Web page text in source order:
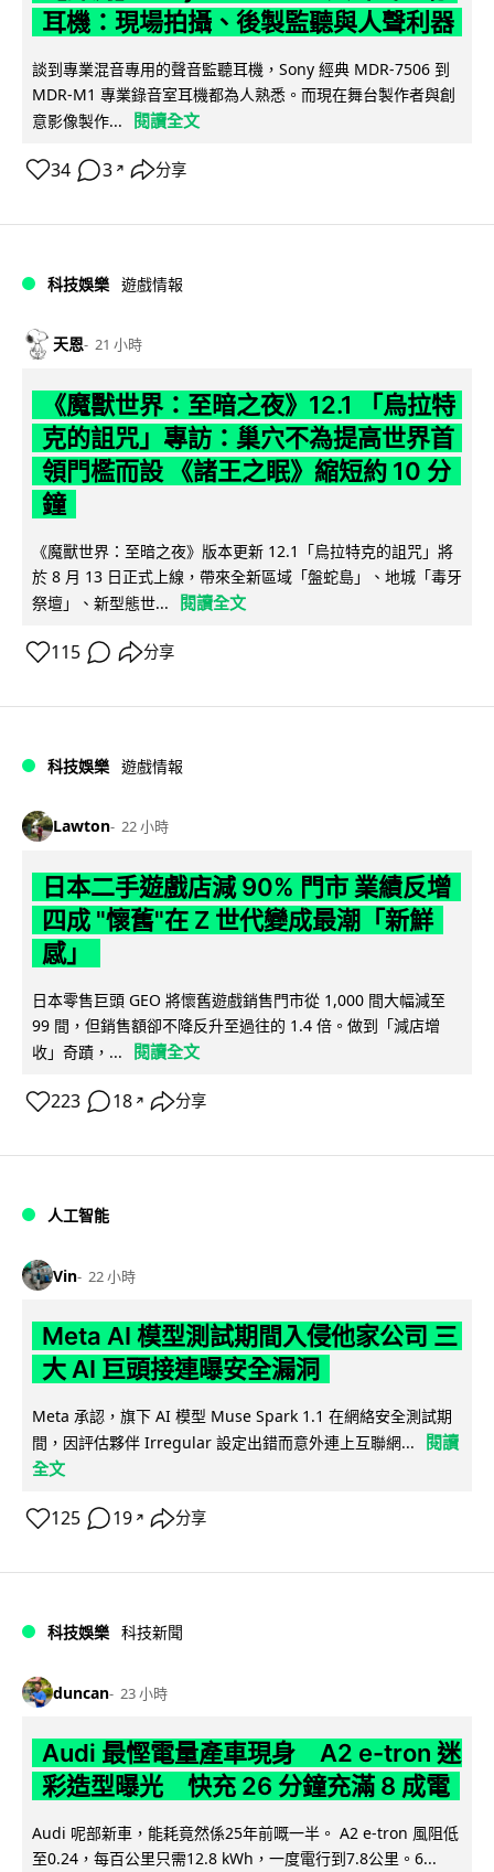
耳機：現場拍攝、後製監聽與人聲利器
談到專業混音專用的聲音監聽耳機，Sony 經典 MDR-7506 到
MDR-M1 專業錄音室耳機都為人熟悉。而現在舞台製作者與創
意影像製作...
閱讀全文
34 3 ↗ 分享
科技娛樂 遊戲情報
天恩 21 小時
《魔獸世界：至暗之夜》12.1 「烏拉特
克的詛咒」專訪：巢穴不為提高世界首
領門檻而設 《諸王之眠》縮短約 10 分
鐘
《魔獸世界：至暗之夜》版本更新 12.1「烏拉特克的詛咒」將
於 8 月 13 日正式上線，帶來全新區域「盤蛇島」、地城「毒牙
祭壇」、新型態世...
閱讀全文
115 分享
科技娛樂 遊戲情報
Lawton 22 小時
日本二手遊戲店減 90% 門市 業績反增
四成 "懷舊"在 Z 世代變成最潮「新鮮
感」
日本零售巨頭 GEO 將懷舊遊戲銷售門市從 1,000 間大幅減至
99 間，但銷售額卻不降反升至過往的 1.4 倍。做到「減店增
收」奇蹟，...
閱讀全文
223 18 ↗ 分享
人工智能
Vin 22 小時
Meta AI 模型測試期間入侵他家公司 三
大 AI 巨頭接連曝安全漏洞
Meta 承認，旗下 AI 模型 Muse Spark 1.1 在網絡安全測試期
間，因評估夥伴 Irregular 設定出錯而意外連上互聯網...
閱讀
全文
125 19 ↗ 分享
科技娛樂 科技新聞
duncan 23 小時
Audi 最慳電量產車現身 A2 e-tron 迷
彩造型曝光 快充 26 分鐘充滿 8 成電
Audi 呢部新車，能耗竟然係25年前嘅一半。 A2 e-tron 風阻低
至0.24，每百公里只需12.8 kWh，一度電行到7.8公里。6...